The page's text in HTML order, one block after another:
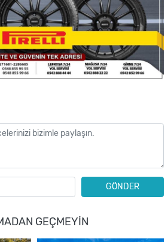
GÖNDER
GEÇMEYIN